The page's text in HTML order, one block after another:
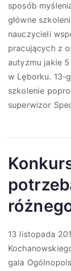
sposób
główne
nauczycieli
pracujących z
autyzmu jakie
w Lęborku. 13-
szkolenie
superwizor
13 listopada
gala